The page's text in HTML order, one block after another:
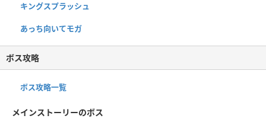
キングスプラッシュ
あっち向いてモガ
ボス攻略
ボス攻略一覧
メインストーリーのボス